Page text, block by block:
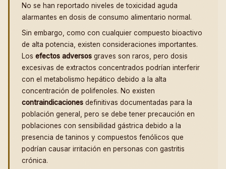
No se han reportado niveles de toxicidad aguda
alarmantes en dosis de consumo alimentario normal.
Sin embargo, como con cualquier compuesto bioactivo
de alta potencia, existen consideraciones importantes.
Los efectos adversos graves son raros, pero dosis
excesivas de extractos concentrados podrían interferir
con el metabolismo hepático debido a la alta
concentración de polifenoles. No existen
contraindicaciones definitivas documentadas para la
población general, pero se debe tener precaución en
poblaciones con sensibilidad gástrica debido a la
presencia de taninos y compuestos fenólicos que
podrían causar irritación en personas con gastritis
crónica.